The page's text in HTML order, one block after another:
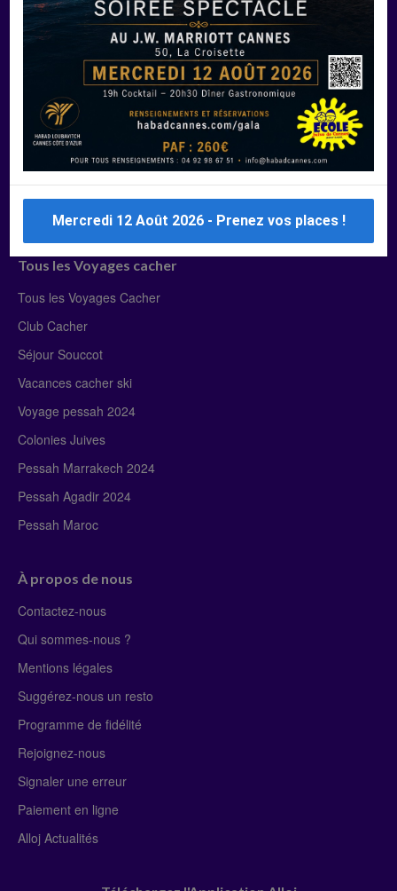
Manger Cacher
Liste des restaurants cacher
Restaurants cacher à Paris
Restaurants cacher à Deauville
Restaurants cacher à Lyon
Restaurants cacher à Marseille
Restaurants cacher Dubaï
Tous les Voyages cacher
Tous les Voyages Cacher
Club Cacher
Séjour Souccot
Vacances cacher ski
Voyage pessah 2024
Colonies Juives
Pessah Marrakech 2024
Pessah Agadir 2024
Pessah Maroc
À propos de nous
Contactez-nous
Qui sommes-nous ?
Mentions légales
Suggérez-nous un resto
Programme de fidélité
Rejoignez-nous
Signaler une erreur
Paiement en ligne
Alloj Actualités
Mercredi 12 Août 2026 - Prenez vos places !